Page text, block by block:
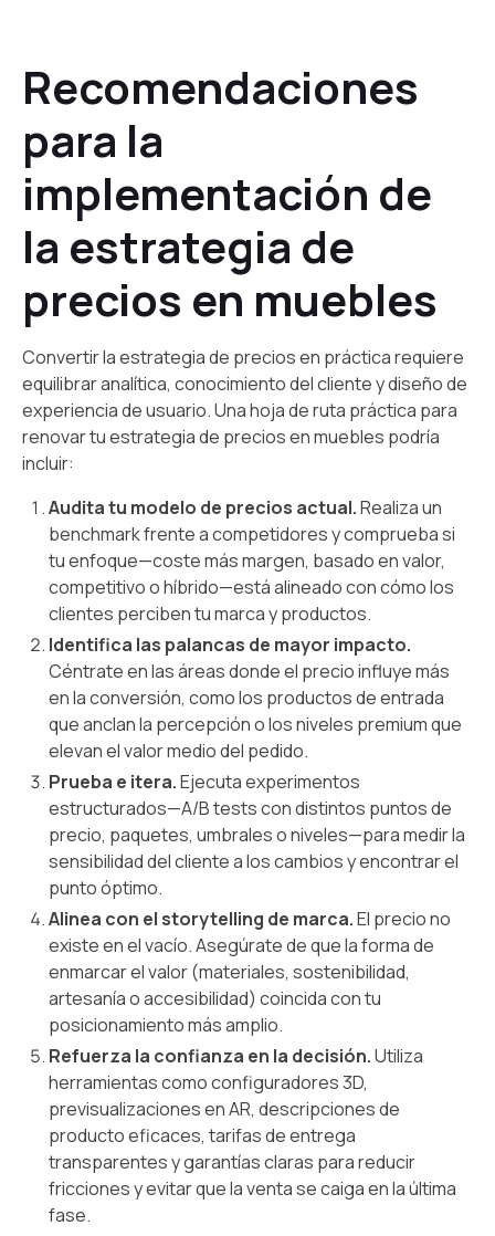
Recomendaciones
para la
implementación de
la estrategia de
precios en muebles
Convertir la estrategia de precios en práctica requiere
equilibrar analítica, conocimiento del cliente y diseño de
experiencia de usuario. Una hoja de ruta práctica para
renovar tu estrategia de precios en muebles podría
incluir:
Audita tu modelo de precios actual.Realiza un
benchmark frente a competidores y comprueba si
tu enfoque—coste más margen, basado en valor,
competitivo o híbrido—está alineado con cómo los
clientes perciben tu marca y productos.
Identifica las palancas de mayor impacto.
Céntrate en las áreas donde el precio influye más
en la conversión, como los productos de entrada
que anclan la percepción o los niveles premium que
elevan el valor medio del pedido.
Prueba e itera.Ejecuta experimentos
estructurados—A/B tests con distintos puntos de
precio, paquetes, umbrales o niveles—para medir la
sensibilidad del cliente a los cambios y encontrar el
punto óptimo.
Alinea con el storytelling de marca.El precio no
existe en el vacío. Asegúrate de que la forma de
enmarcar el valor (materiales, sostenibilidad,
artesanía o accesibilidad) coincida con tu
posicionamiento más amplio.
Refuerza la confianza en la decisión.Utiliza
herramientas como configuradores 3D,
previsualizaciones en AR, descripciones de
producto eficaces, tarifas de entrega
transparentes y garantías claras para reducir
fricciones y evitar que la venta se caiga en la última
fase.